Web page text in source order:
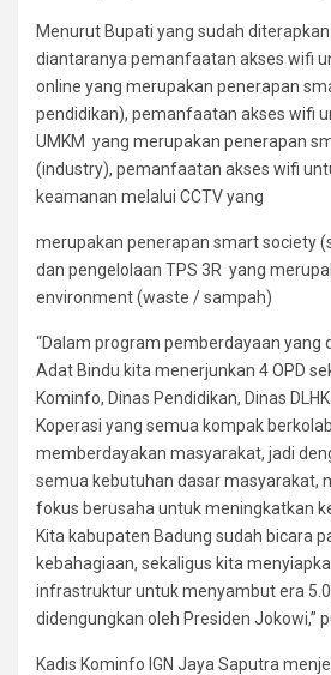
Menurut Bupati yang sudah
diantaranya pemanfaatan akses wifi
online yang merupakan penerapan
pendidikan), pemanfaatan akses wifi
UMKM yang merupakan penerapan
(industry), pemanfaatan akses wifi
keamanan melalui CCTV yang
merupakan penerapan smart society
dan pengelolaan TPS 3R yang
environment (waste / sampah)
“Dalam program pemberdayaan yang
Adat Bindu kita menerjunkan 4 OPD
Kominfo, Dinas Pendidikan, Dinas
Koperasi yang semua kompak
memberdayakan masyarakat, jadi
semua kebutuhan dasar masyarakat,
fokus berusaha untuk meningkatkan
Kita kabupaten Badung sudah bicara
kebahagiaan, sekaligus kita
infrastruktur untuk menyambut era
didengungkan oleh Presiden Jokowi,”
Kadis Kominfo IGN Jaya Saputra